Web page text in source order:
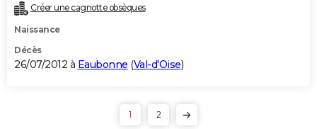
Créer une cagnotte obsèques
Naissance
Décès
26/07/2012 à Eaubonne (Val-d'Oise)
1 2